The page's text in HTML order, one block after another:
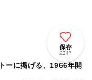
保存
2247
ーに掲げる、1966年開